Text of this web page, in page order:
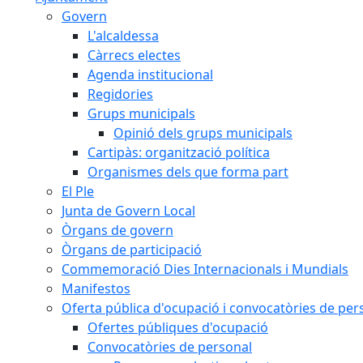
Govern
L'alcaldessa
Càrrecs electes
Agenda institucional
Regidories
Grups municipals
Opinió dels grups municipals
Cartipàs: organització política
Organismes dels que forma part
El Ple
Junta de Govern Local
Òrgans de govern
Òrgans de participació
Commemoració Dies Internacionals i Mundials
Manifestos
Oferta pública d'ocupació i convocatòries de
Ofertes públiques d'ocupació
Convocatòries de personal